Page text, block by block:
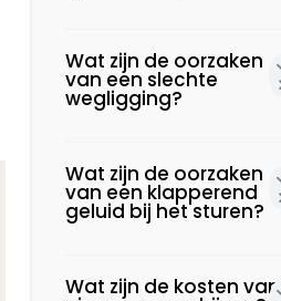
Wat zijn de oorzaken
van een slechte
wegligging?
Wat zijn de oorzaken
van een klapperend
geluid bij het sturen?
Wat zijn de kosten van